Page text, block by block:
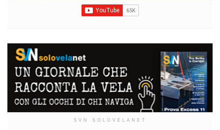
SVN SOLOVELANET